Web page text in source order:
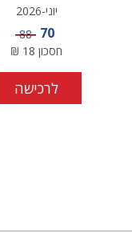
יוני-2026
מחיר מבצע
70 מחיר
88
חסכון 18
₪
לרכישה